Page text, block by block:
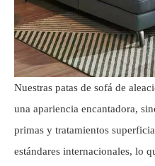
Nuestras patas de sofá de
una apariencia encantadora,
primas y tratamientos
estándares internacionales, lo